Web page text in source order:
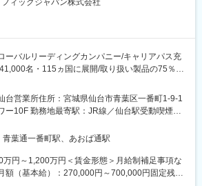
社へ出向（各支店）
代田区麹町5-4
の定める業務
を学びます。
ロアリ対策では業界シェアNO.1の実績を持ちま
場企業・JA提携企業のためお客様からの信頼度
らでも安心して営業活動を行うことが出来ま
ーバルリーディングカンパニー/キャリアパス充
名・115ヵ国に展開/取り扱い製品の75％以
に対して、当社製品の提案営業を行っていただ
＞
、技術サポート（手術の立会いあり）
情報の提供、サポート（勉強・セミナーの主催
台営業所住所：宮城県仙台市青葉区一番町1-9-1
仙台駅受動喫煙対
変更の範囲：会社の定める事業所（リモートワ
葉通一番町駅、あおば通駅
万円～1,200万円＜賃金形態＞月給制補足事項な
額（基本給）：270,000円～700,000円固定残業